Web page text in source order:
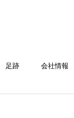
足跡 会社情報